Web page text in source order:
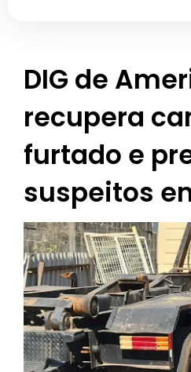
DIG de
recupera
furtado e
suspeitos